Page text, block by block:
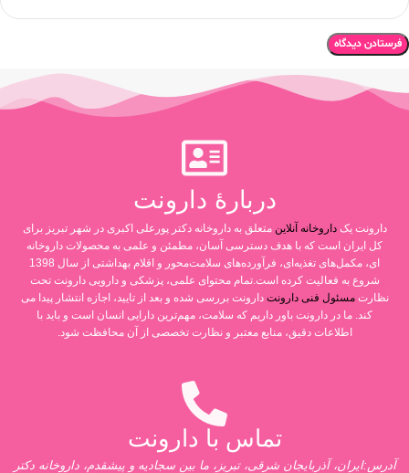
دربارۀ دارونت
دارونت یکداروخانه آنلاین متعلق به داروخانه دکتر پورعلی اکبری در شهر تبریز برای
کل ایران است که با هدف دسترسی آسان، مطمئن و علمی به محصولات داروخانه
ای، مکمل‌های تغذیه‌ای، فرآورده‌های سلامت‌محور و اقلام بهداشتی از سال 1398
شروع به فعالیت کرده است.تمام محتوای علمی، پزشکی و دارویی دارونت تحت
نظارتمسئول فنی دارونت دارونت بررسی شده و بعد از تایید، اجازه انتشار پیدا می
کند. ما در دارونت باور داریم که سلامت، مهم‌ترین دارایی انسان است و باید با
اطلاعات دقیق، منابع معتبر و نظارت تخصصی از آن محافظت شود.
تماس با دارونت
آدرس:ایران، آذربایجان شرقی، تبریز، ما بین سجادیه و پیشقدم، داروخانه دکتر